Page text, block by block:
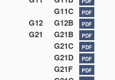
G11C PDF
G12 G12B PDF
G21 G21B PDF
G21C PDF
G21D PDF
G21F PDF